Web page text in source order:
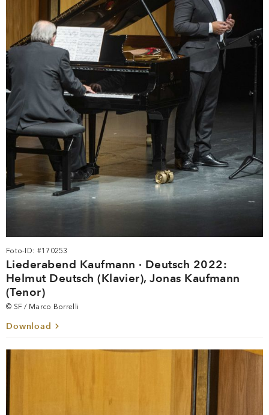
Foto-ID: #170253
Liederabend Kaufmann · Deutsch 2022:
Helmut Deutsch (Klavier), Jonas Kaufmann
(Tenor)
© SF / Marco Borrelli
Download